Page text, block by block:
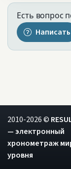
Есть вопрос
Написать
2010-2026 ©
— электронный
хронометраж
уровня